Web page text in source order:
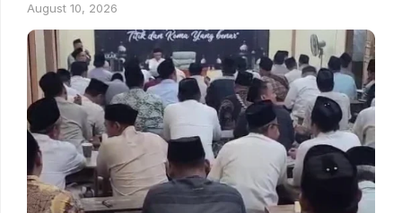
August 10, 2026